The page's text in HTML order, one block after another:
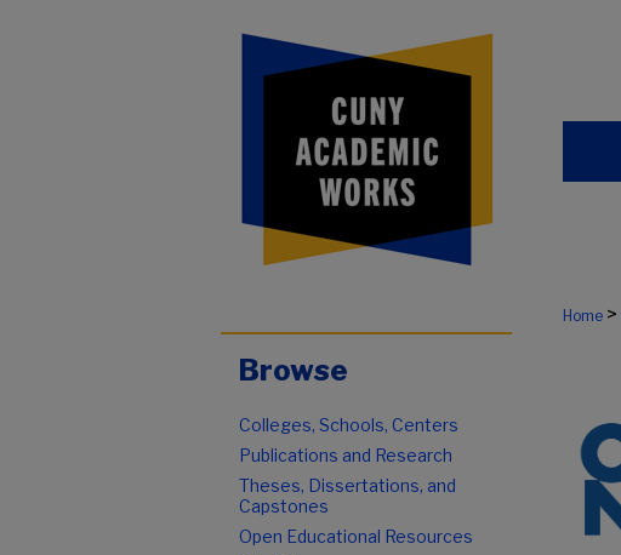
Home >
Browse
Colleges, Schools, Centers
Publications and Research
Theses, Dissertations, and
Capstones
Open Educational Resources